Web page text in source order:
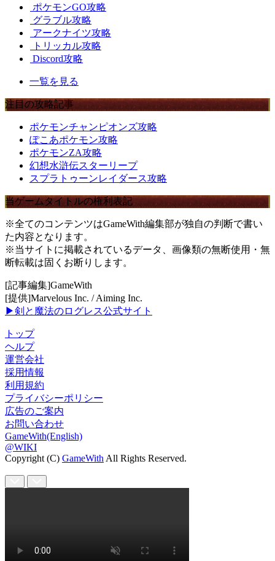
ポケモンGO攻略
グラブル攻略
アークナイツ攻略
トリッカル攻略
Discord攻略
一覧を見る
注目の攻略記事
ポケモンチャンピオンズ攻略
ぽこあポケモン攻略
ポケモンZA攻略
幻想水滸伝スターリープ
スプラトゥーンレイダース攻略
当ゲームタイトルの権利表記
※全てのコンテンツはGameWith編集部が独自の判断で書い
た内容となります。
※当サイトに掲載されているデータ、画像類の無断使用・無
断転載は固くお断りします。
[記事編集]GameWith
[提供]Marvelous Inc. / Aiming Inc.
▶剣と魔法のログレス公式サイト
トップ
ヘルプ
運営会社
採用情報
利用規約
プライバシーポリシー
広告のご案内
お問い合わせ
GameWith(English)
@WIKI
Copyright (C) GameWith All Rights Reserved.